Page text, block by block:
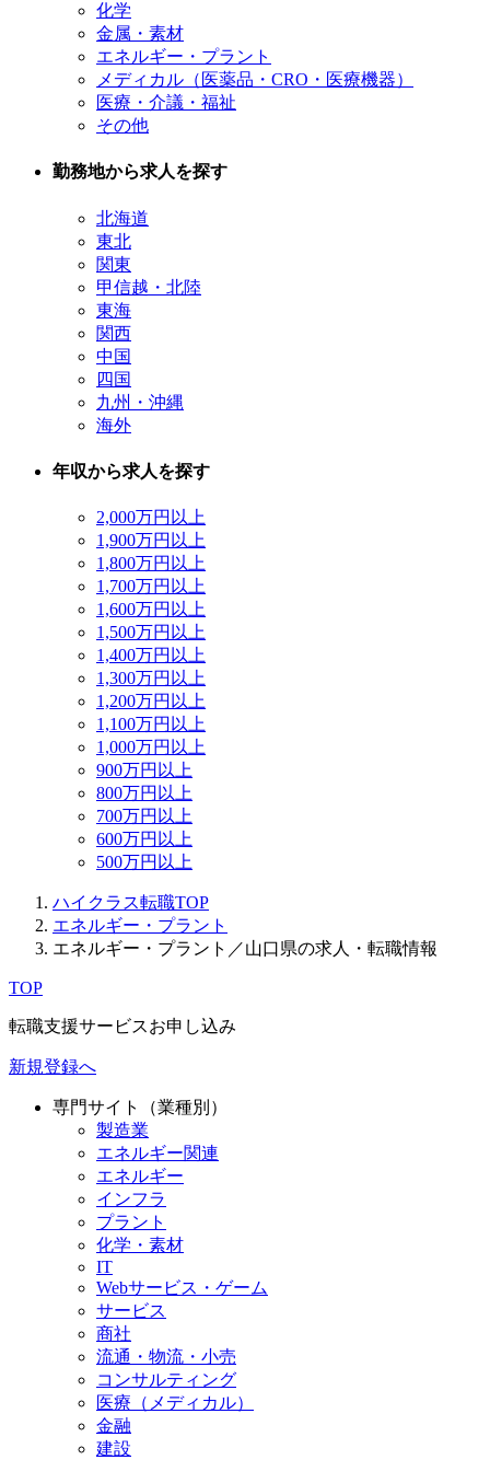
化学
金属・素材
エネルギー・プラント
メディカル（医薬品・CRO・医療機器）
医療・介議・福祉
その他
勤務地から求人を探す
北海道
東北
関東
甲信越・北陸
東海
関西
中国
四国
九州・沖縄
海外
年収から求人を探す
2,000万円以上
1,900万円以上
1,800万円以上
1,700万円以上
1,600万円以上
1,500万円以上
1,400万円以上
1,300万円以上
1,200万円以上
1,100万円以上
1,000万円以上
900万円以上
800万円以上
700万円以上
600万円以上
500万円以上
ハイクラス転職TOP
エネルギー・プラント
エネルギー・プラント／山口県の求人・転職情報
TOP
転職支援サービスお申し込み
新規登録へ
専門サイト（業種別）
製造業
エネルギー関連
エネルギー
インフラ
プラント
化学・素材
IT
Webサービス・ゲーム
サービス
商社
流通・物流・小売
コンサルティング
医療（メディカル）
金融
建設